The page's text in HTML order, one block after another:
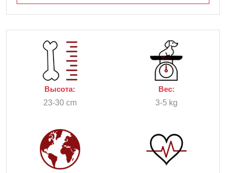
Высота:
23-30 cm
Вес:
3-5 kg